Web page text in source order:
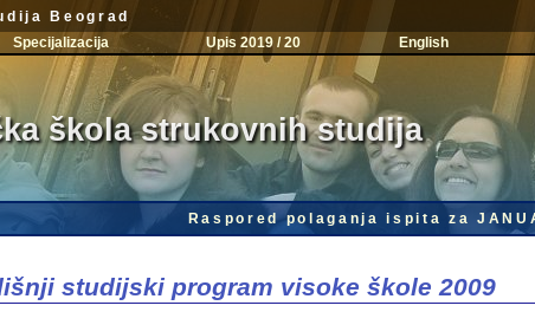
Beograd
Specijalizacija Upis 2019 / 20 English
škola strukovnih studija
Raspored polaganja ispita za
studijski program visoke škole 2009